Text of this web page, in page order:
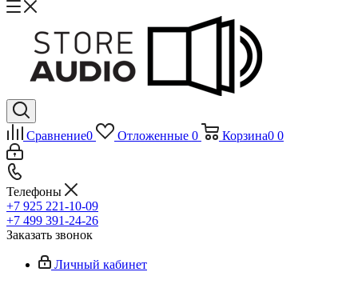
Сравнение0 Отложенные 0 Корзина0 0
Телефоны
+7 925 221-10-09
+7 499 391-24-26
Заказать звонок
Личный кабинет